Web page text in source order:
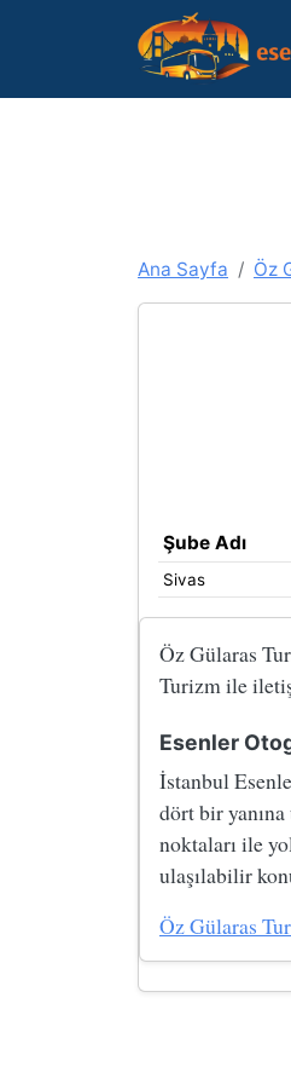
Ana Sayfa Öz
Şube Adı
Sivas
Öz Gülaras
Turizm ile
Esenler
İstanbul
dört bir
noktaları ile
ulaşılabilir
Öz Gülaras